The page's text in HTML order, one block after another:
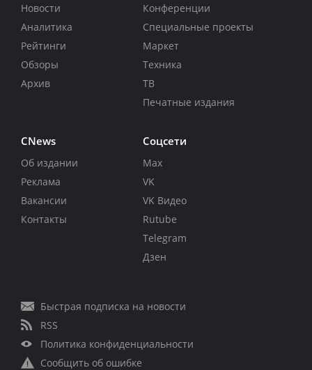
Новости
Аналитика
Рейтинги
Обзоры
Архив
Конференции
Специальные проекты
Маркет
Техника
ТВ
Печатные издания
CNews
Об издании
Реклама
Вакансии
Контакты
Соцсети
Max
VK
VK Видео
Rutube
Telegram
Дзен
Быстрая подписка на новости
RSS
Политика конфиденциальности
Сообщить об ошибке